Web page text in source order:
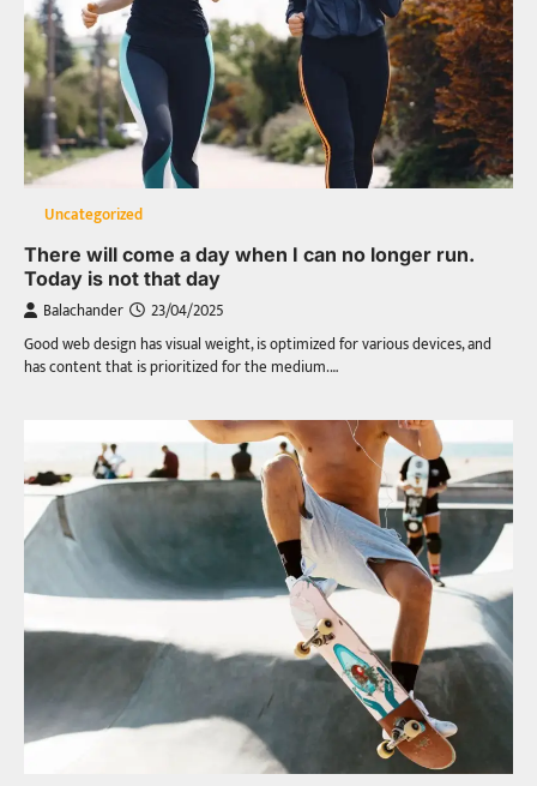
Uncategorized
There will come a day when I can no longer run.
Today is not that day
Balachander 23/04/2025
Good web design has visual weight, is optimized for various devices, and
has content that is prioritized for the medium.…